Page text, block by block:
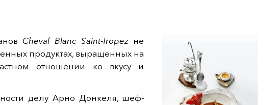
Cheval Blanc Saint-Tropez не
продуктах, выращенных на
отношении ко вкусу и
делу Арно Донкеля, шеф-